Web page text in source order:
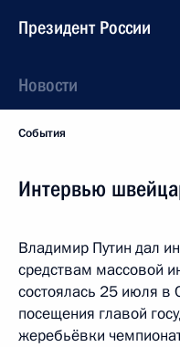
Президент России
Новости
События
Интервью
Владимир Путин дал
средствам массовой
состоялась 25 июля в
посещения главой
жеребьёвки